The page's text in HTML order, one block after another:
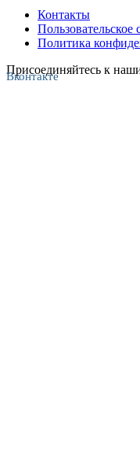
Контакты
Пользовательское
Политика
Присоединяйтесь к
Вконтакте